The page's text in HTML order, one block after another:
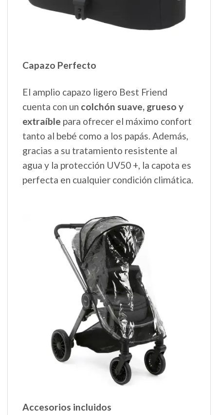
Capazo Perfecto
El amplio capazo ligero Best Friend
cuenta con un colchón suave, grueso y
extraíble para ofrecer el máximo confort
tanto al bebé como a los papás. Además,
gracias a su tratamiento resistente al
agua y la protección UV50 +, la capota es
perfecta en cualquier condición climática.
Accesorios incluidos